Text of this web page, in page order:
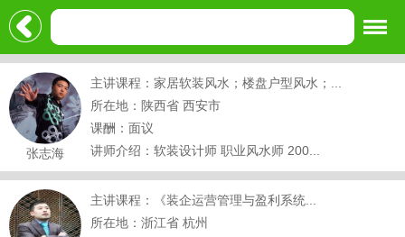
张志海
主讲课程：家居软装风水；楼盘户型风水；...
所在地：陕西省 西安市
课酬：面议
讲师介绍：软装设计师 职业风水师 200...
主讲课程：《装企运营管理与盈利系统...
所在地：浙江省 杭州